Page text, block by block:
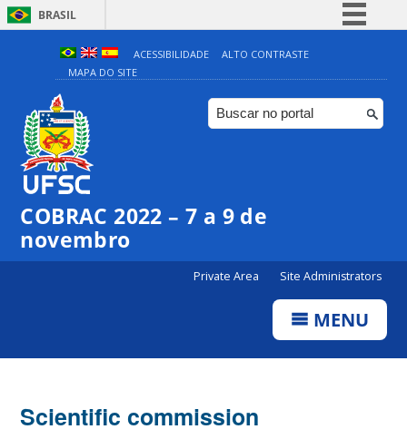
BRASIL
Simplifique!
Comunica BR
Participe
ACESSIBILIDADE
ALTO CONTRASTE
MAPA DO SITE
COBRAC 2022 – 7 a 9 de
novembro
Private Area Site Administrators
MENU
Scientific commission